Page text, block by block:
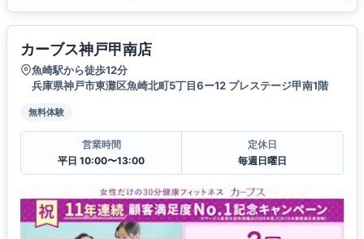
カーブス神戸甲南店
魚崎駅から徒歩12分
兵庫県神戸市東灘区魚崎北町5丁目6ー12 プレステージ甲南1階
無料体験
営業時間
平日 10:00〜13:00
定休日
毎週日曜日